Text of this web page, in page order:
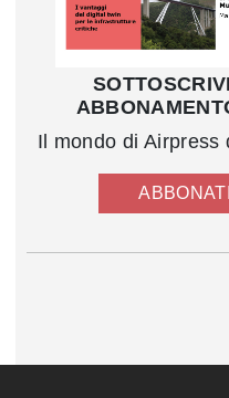
Il mondo di Airpress